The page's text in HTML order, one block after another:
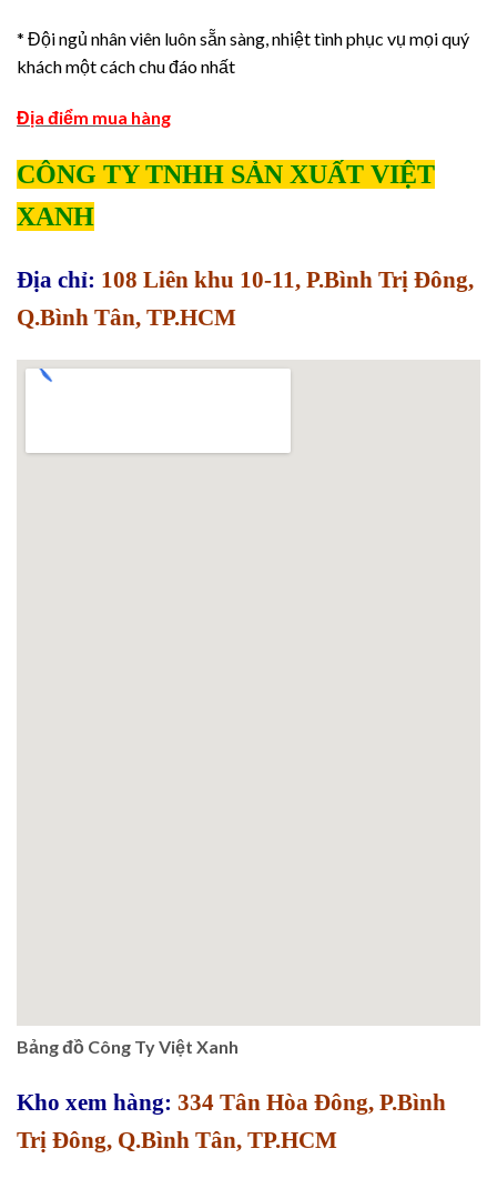
* Đội ngủ nhân viên luôn sẵn sàng, nhiệt tình phục vụ mọi quý
khách một cách chu đáo nhất
Địa điểm mua hàng
CÔNG TY TNHH SẢN XUẤT VIỆT
XANH
Địa chỉ: 108 Liên khu 10-11, P.Bình Trị Đông,
Q.Bình Tân, TP.HCM
Bảng đồ Công Ty Việt Xanh
Kho xem hàng: 334 Tân Hòa Đông, P.Bình
Trị Đông, Q.Bình Tân, TP.HCM